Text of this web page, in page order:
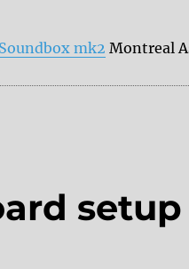
mk2 Montreal
“LeafAudio Microphonic
setup